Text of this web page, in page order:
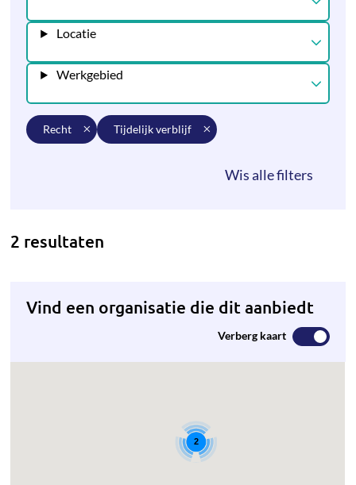
Locatie
Werkgebied
recht tijdelijk verblijf
2 resultaten
Vind een organisatie die dit aanbiedt
Verberg kaart
2